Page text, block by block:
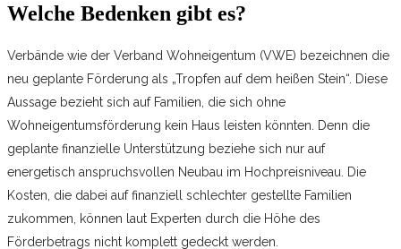
Welche Bedenken gibt es?
Verbände wie der Verband Wohneigentum (VWE) bezeichnen die
neu geplante Förderung als „Tropfen auf dem heißen Stein“. Diese
Aussage bezieht sich auf Familien, die sich ohne
Wohneigentumsförderung kein Haus leisten könnten. Denn die
geplante finanzielle Unterstützung beziehe sich nur auf
energetisch anspruchsvollen Neubau im Hochpreisniveau. Die
Kosten, die dabei auf finanziell schlechter gestellte Familien
zukommen, können laut Experten durch die Höhe des
Förderbetrags nicht komplett gedeckt werden.